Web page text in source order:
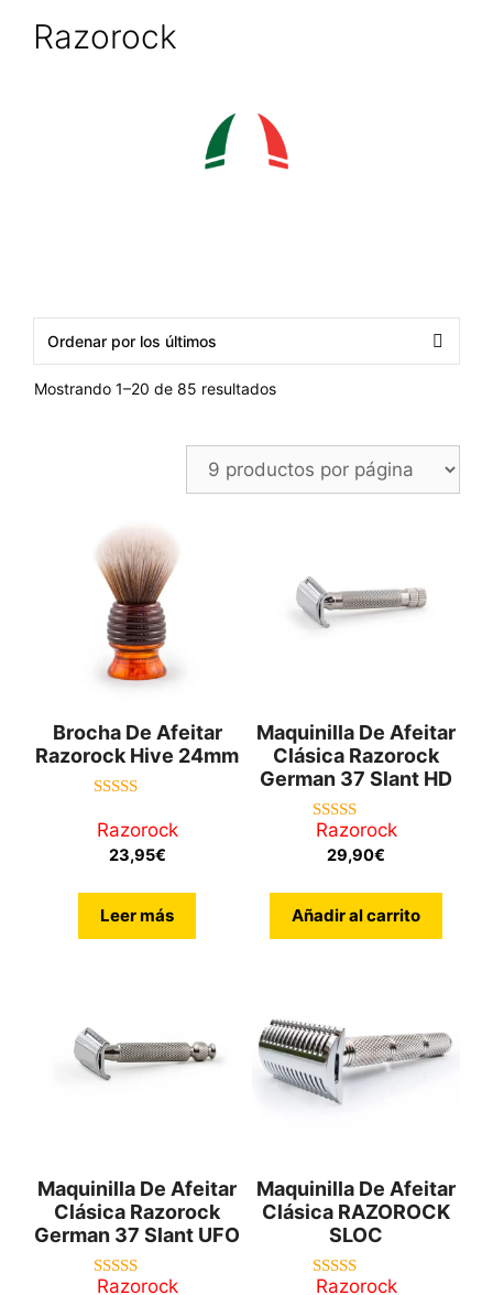
Razorock
Mostrando 1–20 de 85 resultadosOrdenado
Brocha De Afeitar
Razorock Hive 24mm
de 5
Razorock
23,95€
Leer más
Maquinilla De Afeitar
Clásica Razorock
German 37 Slant HD
4.82
de 5
Razorock
29,90€
Añadir al carrito
Maquinilla De Afeitar
Clásica Razorock
German 37 Slant UFO
4.83
Razorock
Maquinilla De Afeitar
Clásica RAZOROCK
SLOC
5.00
Razorock